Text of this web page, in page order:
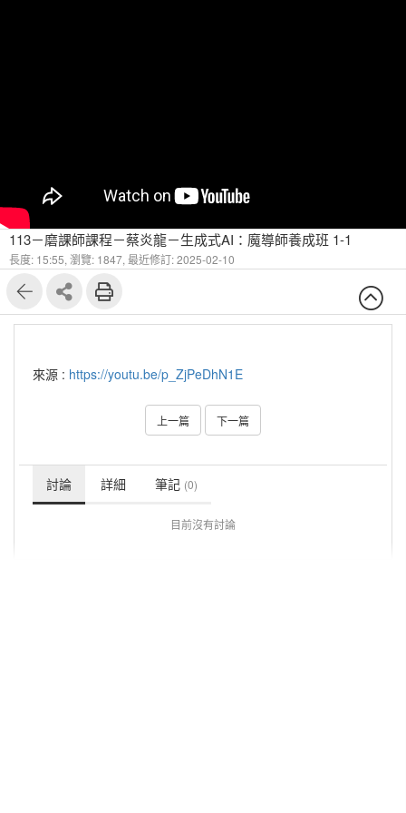
113－磨課師課程－蔡炎龍－生成式AI：魔導師養成班 1-1
長度: 15:55, 瀏覽: 1847, 最近修訂: 2025-02-10
來源 : https://youtu.be/p_ZjPeDhN1E
上一篇 下一篇
討論 詳細 筆記 (0)
目前沒有討論